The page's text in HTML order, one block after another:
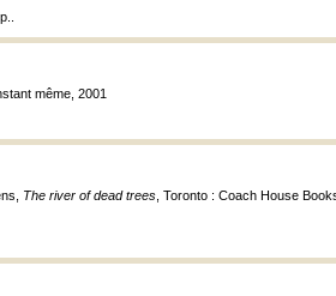
même, 2001
The river of dead trees , Toronto : Coach House